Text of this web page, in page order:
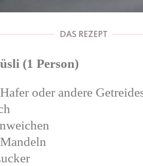
(1 Person)
oder andere